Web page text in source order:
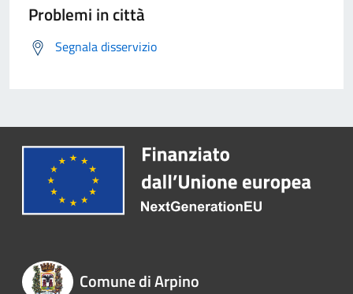
Problemi in città
Segnala disservizio
Comune di Arpino